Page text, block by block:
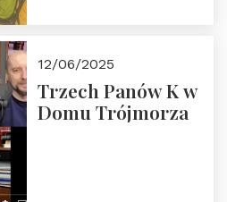
Fundacji
12/06/2025
Trzech Panów K w
Domu Trójmorza